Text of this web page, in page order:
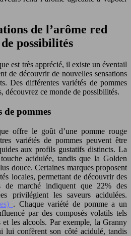
de l’arôme red
possibilités
est très apprécié, il existe un éventail
de découvrir de nouvelles sensations
Des différentes variétés de pommes
découvrez ce monde de possibilités.
de pommes
offre le goût d’une pomme rouge
variétés de pommes peuvent être
aux profils gustatifs distincts. La
acidulée, tandis que la Golden
douce. Certaines marques proposent
locales, permettant de découvrir des
de marché indiquent que 22% des
privilégient les saveurs acidulées.
. Chaque variété de pomme a un
par des composés volatils tels
et les alcools. Par exemple, la Granny
lui confèrent son côté acidulé, tandis